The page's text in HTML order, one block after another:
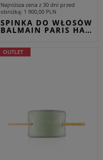
Najniższa cena z 30 dni przed
obniżką 1 900,00 PLN
SPINKA DO WŁOSÓW
BALMAIN PARIS HA…
OUTLET